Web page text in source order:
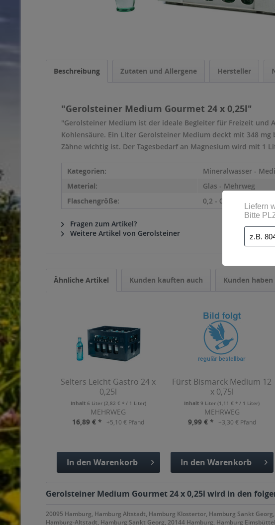
Beschreibung Zutaten und Allergene Hersteller
"Gerolsteiner Medium Gourmet 24 x 0,25l"
"Gerolsteiner Medium ist der ideale Begleiter für Freizeit und
Kohlensäure. Ein Liter Gerolsteiner Medium deckt mit 348
Zähne wichtig ist. Der Tagesbedarf an Magnesium wird mit 1
Kategorien:
Mineralwasser -
Material:
Glas - Mehrweg
Flaschengröße:
0,2 - 0,33 l
Fragen zum Artikel?
Weitere Artikel von Gerolsteiner
Ähnliche Artikel Kunden kauften auch Kunden
Selters Leicht Gastro 24 x
0,25l
Inhalt 6 Liter (2,82 € * / 1 Liter)
MEHRWEG
16,89 € *
+5,10 € Pfand
In den Warenkorb
Fürst Bismarck Medium 12
x 0,75l
Inhalt9 Liter(1,11 € * / 1 Liter)
MEHRWEG
9,99 € *
+3,30 € Pfand
In den Warenkorb
Gerolsteiner Medium Gourmet 24 x 0,25l wird in den
20095 Hamburg, Hamburg Altstadt, Hamburg Klostertor, Hamburg Sankt
Hamburg-Altstadt, Hamburg Sankt Georg, 20144 Hamburg, Hamburg